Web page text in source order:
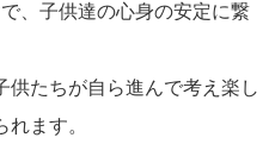
、子供達の心身の安定に繋
供たちが自ら進んで考え楽し
ます。